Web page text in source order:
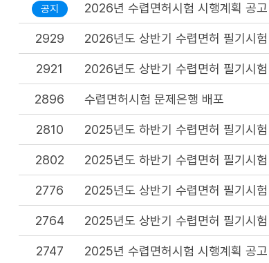
공지 2026년 수렵면허시험 시행계획 공고
2929 2026년도 상반기 수렵면허 필기시
2921 2026년도 상반기 수렵면허 필기시
2896 수렵면허시험 문제은행 배포
2810 2025년도 하반기 수렵면허 필기시
2802 2025년도 하반기 수렵면허 필기시
2776 2025년도 상반기 수렵면허 필기시
2764 2025년도 상반기 수렵면허 필기시
2747 2025년 수렵면허시험 시행계획 공고